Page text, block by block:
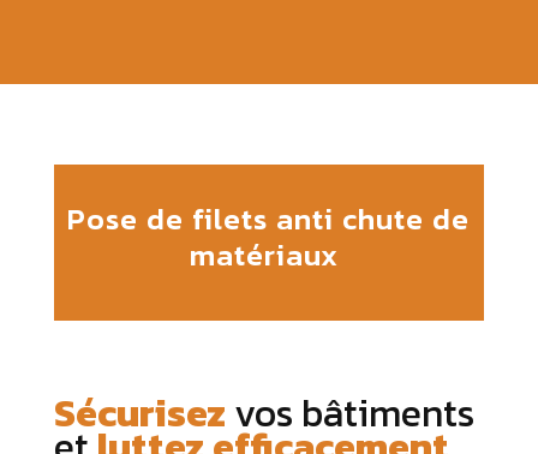
Pose de filets anti chute de
matériaux
Sécurisezvos bâtiments